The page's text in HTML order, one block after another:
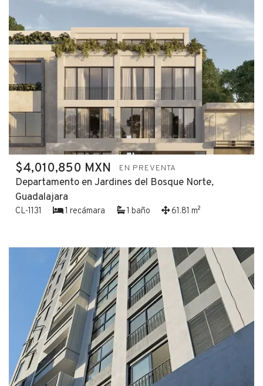
$4,010,850 MXN EN PREVENTA
Departamento en Jardines del Bosque Norte,
Guadalajara
CL-1131 1 recámara 1 baño 61.81 m²